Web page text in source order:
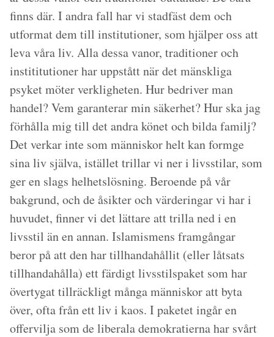
finns där. I andra fall har vi stadfäst dem och
utformat dem till institutioner, som hjälper oss att
leva våra liv. Alla dessa vanor, traditioner och
instititutioner har uppstått när det mänskliga
psyket möter verkligheten. Hur bedriver man
handel? Vem garanterar min säkerhet? Hur ska jag
förhålla mig till det andra könet och bilda familj?
Det verkar inte som människor helt kan formge
sina liv själva, istället trillar vi ner i livsstilar, som
ger en slags helhetslösning. Beroende på vår
bakgrund, och de åsikter och värderingar vi har i
huvudet, finner vi det lättare att trilla ned i en
livsstil än en annan. Islamismens framgångar
beror på att den har tillhandahållit (eller låtsats
tillhandahålla) ett färdigt livsstilspaket som har
övertygat tillräckligt många människor att byta
över, ofta från ett liv i kaos. I paketet ingår en
offervilja som de liberala demokratierna har svårt